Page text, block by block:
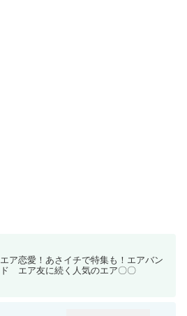
エア恋愛！あさイチで特集も！エアバン
ド エア友に続く人気のエア〇〇